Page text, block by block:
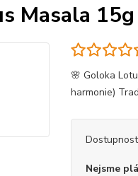
Masala 15g
🌸 Goloka
harmonie)
Dostupnost
Nejsme